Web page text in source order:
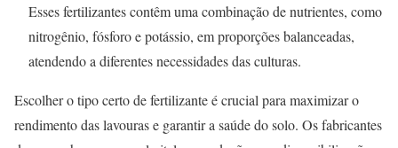
Esses fertilizantes contêm uma combinação de nutrientes, como
nitrogênio, fósforo e potássio, em proporções balanceadas,
atendendo a diferentes necessidades das culturas.
Escolher o tipo certo de fertilizante é crucial para maximizar o
rendimento das lavouras e garantir a saúde do solo. Os fabricantes